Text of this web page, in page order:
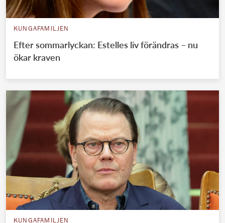
KUNGAFAMILJEN
Efter sommarlyckan: Estelles liv förändras – nu
ökar kraven
KUNGAFAMILJEN